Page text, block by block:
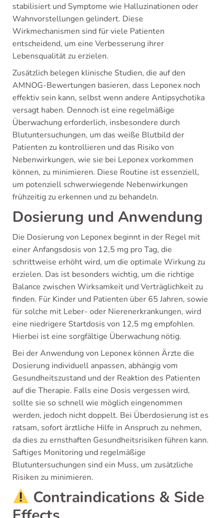
stabilisiert und Symptome wie Halluzinationen oder
Wahnvorstellungen gelindert. Diese
Wirkmechanismen sind für viele Patienten
entscheidend, um eine Verbesserung ihrer
Lebensqualität zu erzielen.
Zusätzlich belegen klinische Studien, die auf den
AMNOG-Bewertungen basieren, dass Leponex noch
effektiv sein kann, selbst wenn andere Antipsychotika
versagt haben. Dennoch ist eine regelmäßige
Überwachung erforderlich, insbesondere durch
Blutuntersuchungen, um das weiße Blutbild der
Patienten zu kontrollieren und das Risiko von
Nebenwirkungen, wie sie bei Leponex vorkommen
können, zu minimieren. Diese Routine ist essenziell,
um potenziell schwerwiegende Nebenwirkungen
frühzeitig zu erkennen und zu behandeln.
Dosierung und Anwendung
Die Dosierung von Leponex beginnt in der Regel mit
einer Anfangsdosis von 12,5 mg pro Tag, die
schrittweise erhöht wird, um die optimale Wirkung zu
erzielen. Das ist besonders wichtig, um die richtige
Balance zwischen Wirksamkeit und Verträglichkeit zu
finden. Für Kinder und Patienten über 65 Jahren, sowie
für solche mit Leber- oder Nierenerkrankungen, wird
eine niedrigere Startdosis von 12,5 mg empfohlen.
Hierbei ist eine sorgfältige Überwachung nötig.
Bei der Anwendung von Leponex können Ärzte die
Dosierung individuell anpassen, abhängig vom
Gesundheitszustand und der Reaktion des Patienten
auf die Therapie. Falls eine Dosis vergessen wird,
sollte sie so schnell wie möglich eingenommen
werden, jedoch nicht doppelt. Bei Überdosierung ist es
ratsam, sofort ärztliche Hilfe in Anspruch zu nehmen,
da dies zu ernsthaften Gesundheitsrisiken führen kann.
Saftiges Monitoring und regelmäßige
Blutuntersuchungen sind ein Muss, um zusätzliche
Risiken zu minimieren.
Contraindications & Side